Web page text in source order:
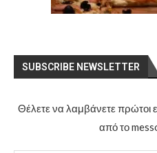
SUBSCRIBE NEWSLETTER
Θέλετε να λαμβάνετε πρώτοι
από το